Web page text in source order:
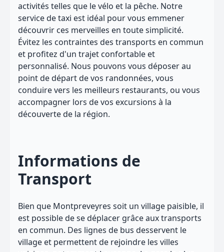
activités telles que le vélo et la pêche. Notre
service de taxi est idéal pour vous emmener
découvrir ces merveilles en toute simplicité.
Évitez les contraintes des transports en commun
et profitez d'un trajet confortable et
personnalisé. Nous pouvons vous déposer au
point de départ de vos randonnées, vous
conduire vers les meilleurs restaurants, ou vous
accompagner lors de vos excursions à la
découverte de la région.
Informations de
Transport
Bien que Montpreveyres soit un village paisible, il
est possible de se déplacer grâce aux transports
en commun. Des lignes de bus desservent le
village et permettent de rejoindre les villes